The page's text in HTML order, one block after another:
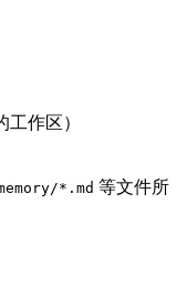
工作区）
*.md 等文件所